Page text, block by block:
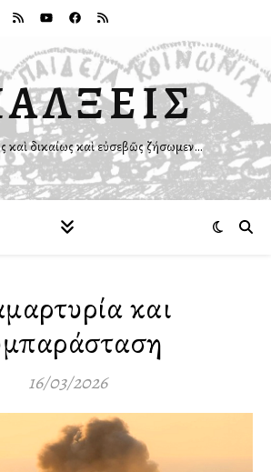
καὶ δικαίως καὶ εὐσεβῶς ζήσωμεν…
και
16/03/2026